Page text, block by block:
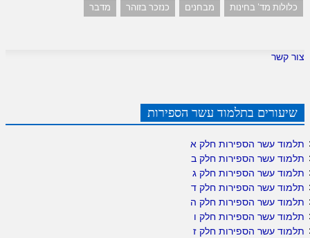
כלולות מד' בחינות
מבחנים כנזכר בזוהר מדבר
צור קשר
שיעורים בתלמוד עשר הספירות
תלמוד עשר הספירות חלק א
תלמוד עשר הספירות חלק ב
תלמוד עשר הספירות חלק ג
תלמוד עשר הספירות חלק ד
תלמוד עשר הספירות חלק ה
תלמוד עשר הספירות חלק ו
תלמוד עשר הספירות חלק ז